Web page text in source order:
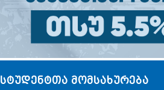
სტუდენტთა მომსახურება